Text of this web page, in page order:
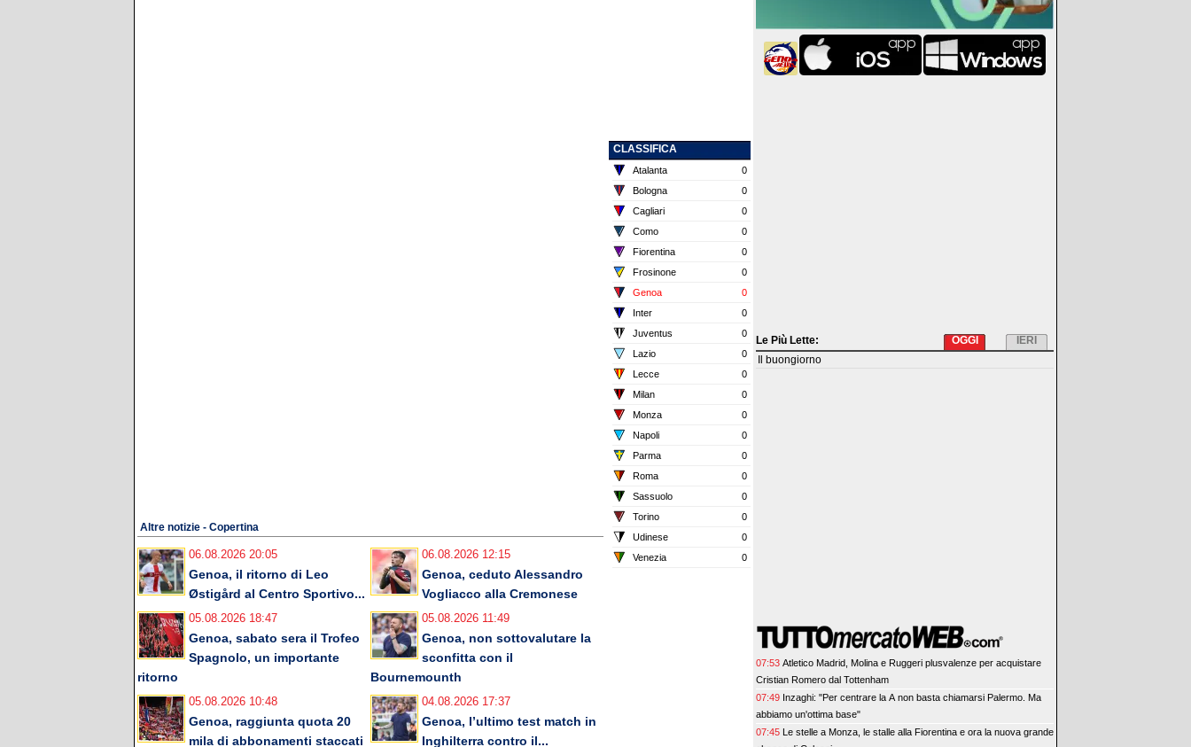
Altre notizie - Copertina
06.08.2026 20:05
Genoa, il ritorno di Leo
Østigård al Centro Sportivo...
06.08.2026 12:15
Genoa, ceduto Alessandro
Vogliacco alla Cremonese
05.08.2026 18:47
Genoa, sabato sera il Trofeo
Spagnolo, un importante
ritorno
05.08.2026 11:49
Genoa, non sottovalutare la
sconfitta con il
Bournemounth
05.08.2026 10:48
Genoa, raggiunta quota 20
mila di abbonamenti staccati
04.08.2026 17:37
Genoa, l’ultimo test match in
Inghilterra contro il...
CLASSIFICA
Atalanta
0
Bologna
0
Cagliari
0
Como
0
Fiorentina
0
Frosinone
0
Genoa
0
Inter
0
Juventus
0
Lazio
0
Lecce
0
Milan
0
Monza
0
Napoli
0
Parma
0
Roma
0
Sassuolo
0
Torino
0
Udinese
0
Venezia
0
Le Più Lette: IERI
OGGI
Il buongiorno
07:53 Atletico Madrid, Molina e Ruggeri plusvalenze per acquistare
Cristian Romero dal Tottenham
07:49 Inzaghi: "Per centrare la A non basta chiamarsi Palermo. Ma
abbiamo un'ottima base"
07:45 Le stelle a Monza, le stalle alla Fiorentina e ora la nuova grande